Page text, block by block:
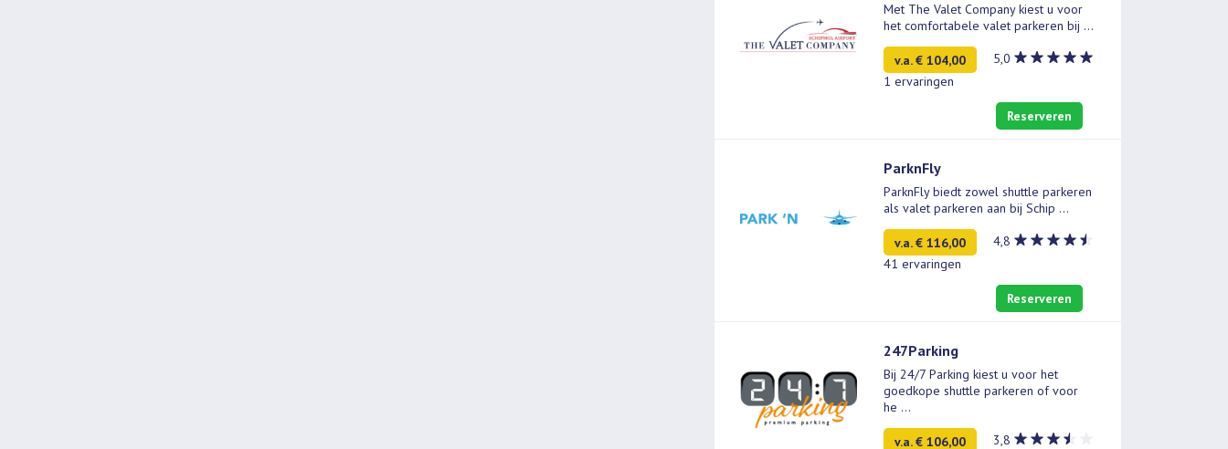
Met The Valet Company kiest u voor
het comfortabele valet parkeren bij ...
v.a. € 104,00
5,0
1 ervaringen
Reserveren
ParknFly
ParknFly biedt zowel shuttle parkeren
als valet parkeren aan bij Schip ...
v.a. € 116,00
4,8
41 ervaringen
Reserveren
247Parking
Bij 24/7 Parking kiest u voor het
goedkope shuttle parkeren of voor
he ...
v.a. € 106,00 3,8